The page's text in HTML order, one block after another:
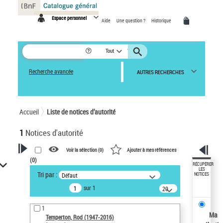
Espace personnel Aide Une question ? Historique
Tout
Recherche avancée AUTRES RECHERCHES
Accueil Liste de notices d’autorité
1 Notices d'autorité
VOTRE RECHERCHE
Recherche avancée dans les
notices d’autorité
Œuvres liées à l'auteur :
Temperton, Rod (1947-2016)
Voir la sélection (0) Ajouter à mes références
(0)
Tri par : Défaut
sur 1
20
résultats/page
1
Temperton, Rod (1947-2016)
RÉCUPÉRER
LES
NOTICES
Ma
Panneau de gestion des cookies